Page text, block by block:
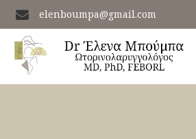
elenboumpa@gmail.com